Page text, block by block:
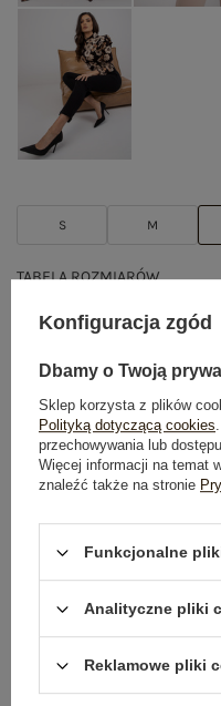
S M
TABELA ROZMIARÓW
DODAJ
Dostawa od 7,99 zł
Wysyłkajutro
Konfiguracja zgód
Dbamy o Twoją
Sklep korzysta z plików
Polityką dotyczącą cookies
przechowywania lub
Więcej informacji na temat
znaleźć także na stronie
Funkcjonalne
Analityczne pliki
Reklamowe pliki